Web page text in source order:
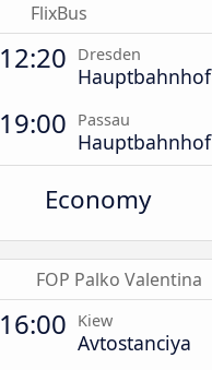
FlixBus
12:20 Dresden
Hauptbahnhof
19:00 Passau
Hauptbahnhof
Economy
FOP Palko Valentina
16:00 Kiew
Avtostanciya